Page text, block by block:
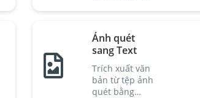
Ảnh quét
sang Text
Trích xuất văn
bản từ tệp ảnh
quét bằng